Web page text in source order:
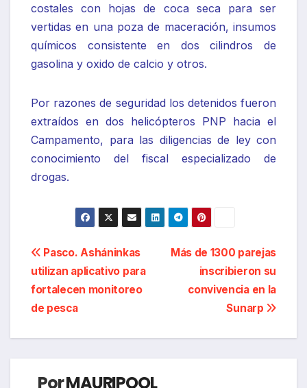
costales con hojas de coca seca para ser
vertidas en una poza de maceración, insumos
químicos consistente en dos cilindros de
gasolina y oxido de calcio y otros.
Por razones de seguridad los detenidos fueron
extraídos en dos helicópteros PNP hacia el
Campamento, para las diligencias de ley con
conocimiento del fiscal especializado de
drogas.
Navegación
de
entradas
Más de 1300 parejas
inscribieron su
convivencia en la
Sunarp
Pasco. Asháninkas
utilizan aplicativo para
fortalecen monitoreo
de pesca
PorMAURIPOOL